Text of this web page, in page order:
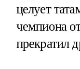
целует
чемпиона
прекратил